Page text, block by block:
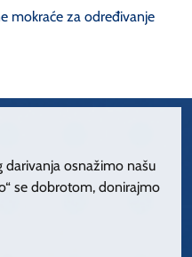
mokraće za određivanje
osnažimo našu
se dobrotom, donirajmo